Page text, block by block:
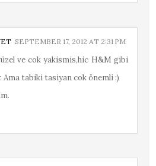
SEPTEMBER 17, 2012 AT 2:31 PM
ve cok yakismis,hic H&M gibi
Ama tabiki tasiyan cok önemli :)